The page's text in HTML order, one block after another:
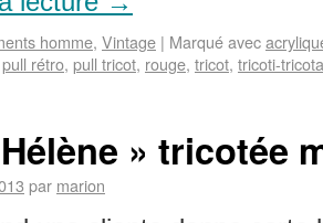
homme, Vintage | Marqué avec
pull rétro, pull tricot, rouge, tricot, tricoti-tricota
» tricotée
par marion